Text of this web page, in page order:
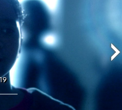
האברד
סיינטולוגיה?